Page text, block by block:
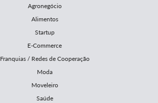
Agronegócio
Alimentos
Startup
E-Commerce
Franquias / Redes de Cooperação
Moda
Moveleiro
Saúde